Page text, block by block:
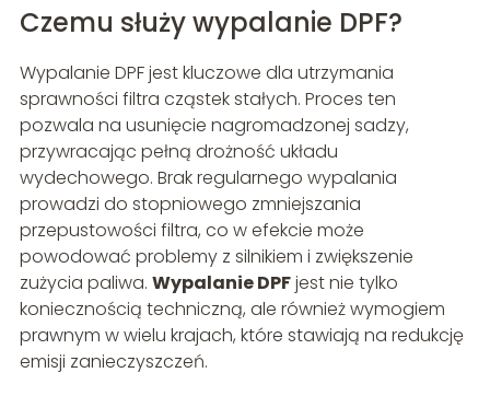
Czemu służy wypalanie DPF?
Wypalanie DPF jest kluczowe dla utrzymania
sprawności filtra cząstek stałych. Proces ten
pozwala na usunięcie nagromadzonej sadzy,
przywracając pełną drożność układu
wydechowego. Brak regularnego wypalania
prowadzi do stopniowego zmniejszania
przepustowości filtra, co w efekcie może
powodować problemy z silnikiem i zwiększenie
zużycia paliwa. Wypalanie DPFjest nie tylko
koniecznością techniczną, ale również wymogiem
prawnym w wielu krajach, które stawiają na redukcję
emisji zanieczyszczeń.